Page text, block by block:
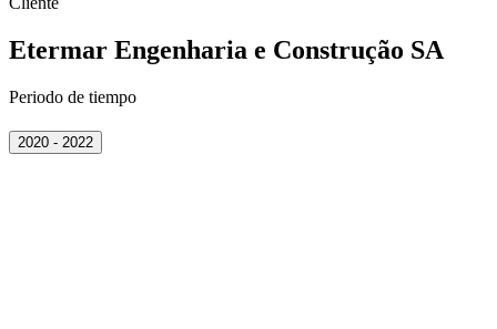
Etermar Engenharia e Construção SA
Periodo de tiempo
2020 - 2022